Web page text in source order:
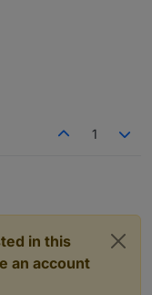
1
in this
an account